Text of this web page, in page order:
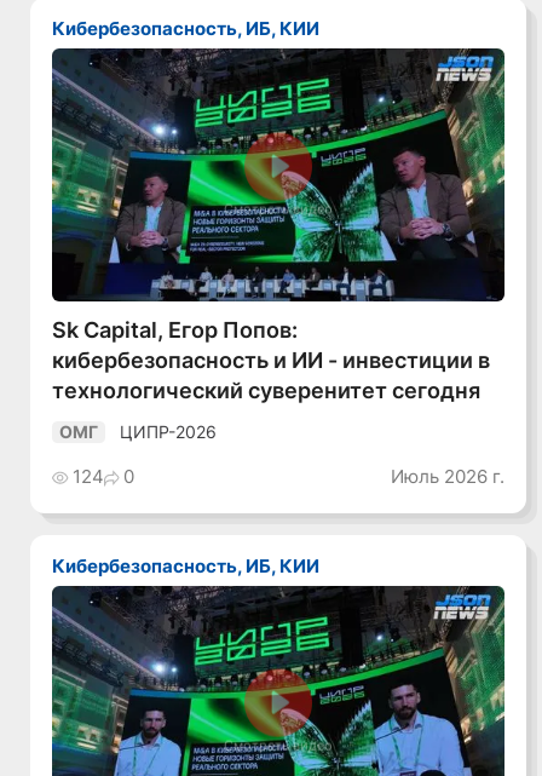
Кибербезопасность, ИБ, КИИ
Смотреть видео
Sk Capital, Егор Попов:
кибербезопасность и ИИ - инвестиции в
технологический суверенитет сегодня
ОМГ ЦИПР-2026
124 0 Июль 2026 г.
Кибербезопасность, ИБ, КИИ
Смотреть видео